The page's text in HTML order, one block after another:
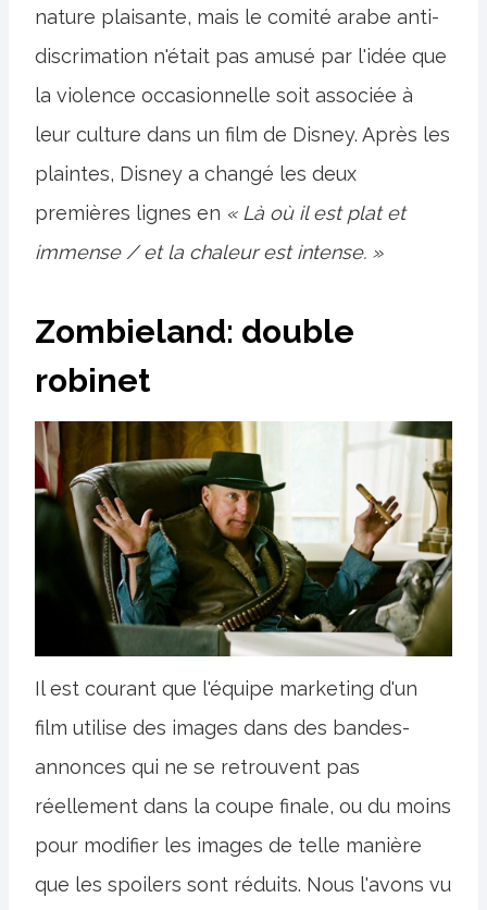
nature plaisante, mais le comité arabe anti-
discrimation n'était pas amusé par l'idée que
la violence occasionnelle soit associée à
leur culture dans un film de Disney. Après les
plaintes, Disney a changé les deux
premières lignes en « Là où il est plat et
immense / et la chaleur est intense. »
Zombieland: double
robinet
Il est courant que l'équipe marketing d'un
film utilise des images dans des bandes-
annonces qui ne se retrouvent pas
réellement dans la coupe finale, ou du moins
pour modifier les images de telle manière
que les spoilers sont réduits. Nous l'avons vu